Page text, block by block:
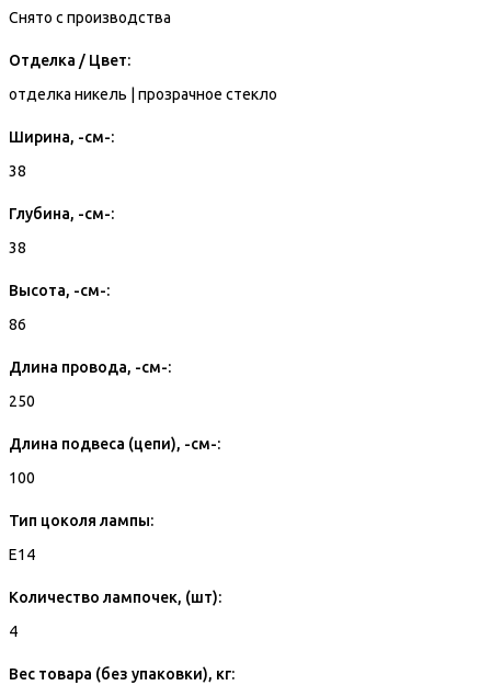
Снято с производства
Отделка / Цвет:
отделка никель | прозрачное стекло
Ширина, -см-:
38
Глубина, -см-:
38
Высота, -см-:
86
Длина провода, -см-:
250
Длина подвеса (цепи), -см-:
100
Тип цоколя лампы:
E14
Количество лампочек, (шт):
4
Вес товара (без упаковки), кг: